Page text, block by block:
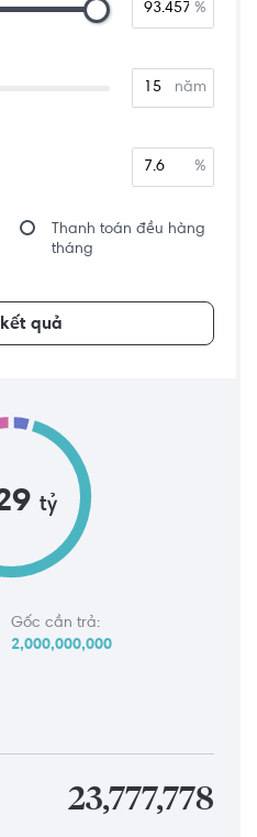
%
năm
%
Thanh toán đều hàng
tháng
quả
tỷ
Gốc cần trả:
2,000,000,000
23,777,778